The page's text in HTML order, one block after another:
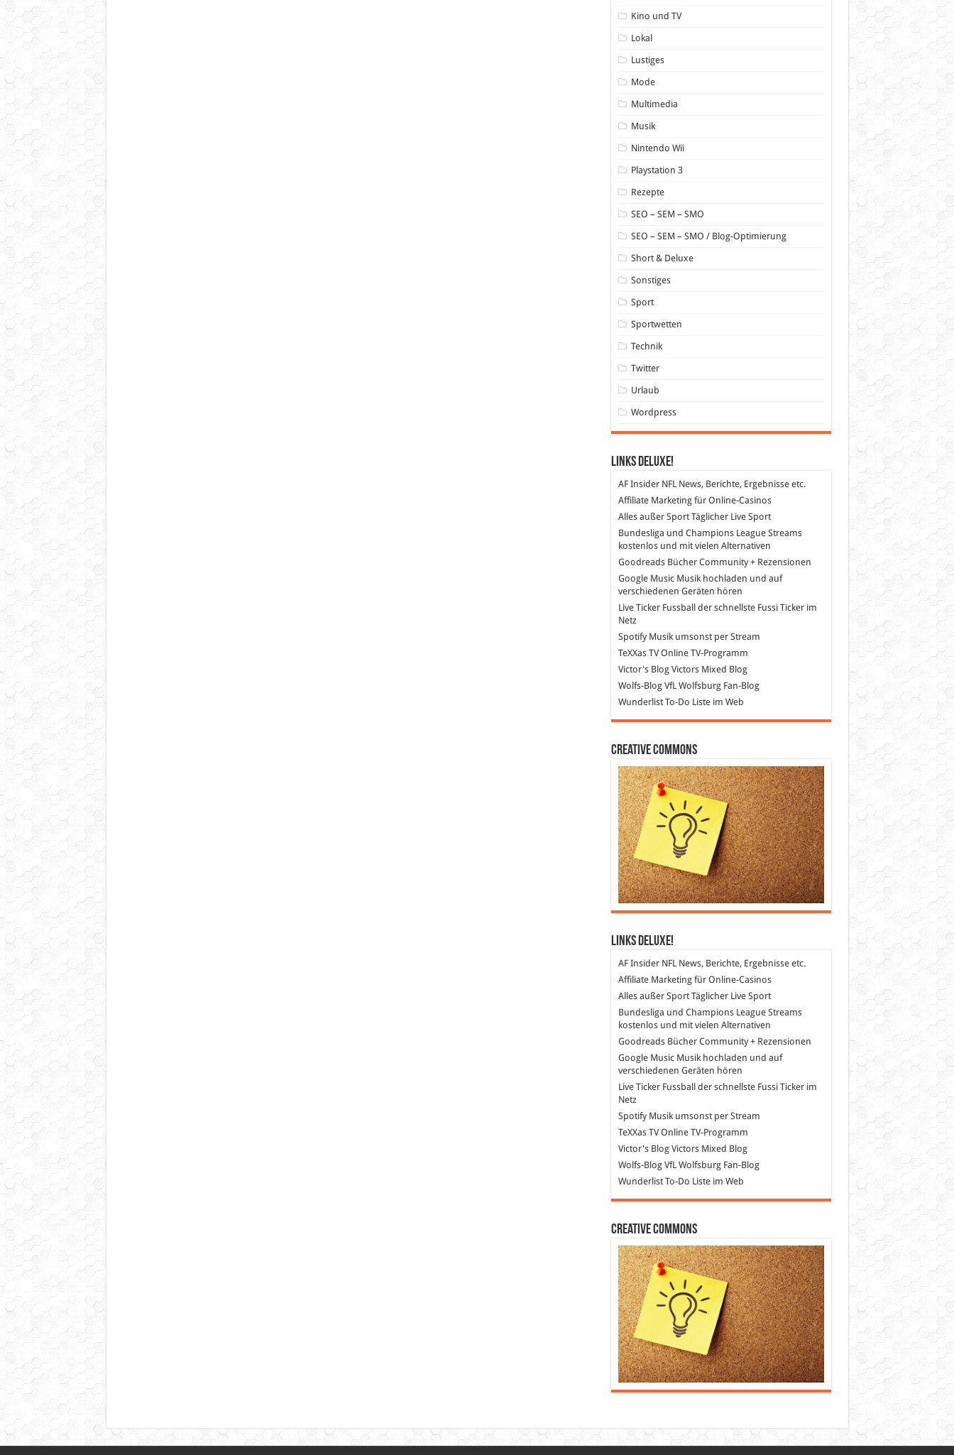
Kino und TV
Lokal
Lustiges
Mode
Multimedia
Musik
Nintendo Wii
Playstation 3
Rezepte
SEO – SEM – SMO
SEO – SEM – SMO / Blog-Optimierung
Short & Deluxe
Sonstiges
Sport
Sportwetten
Technik
Twitter
Urlaub
Wordpress
Links DeLuXe!
AF InsiderNFL News, Berichte, Ergebnisse etc.
Affiliate Marketingfür Online-Casinos
Alles außer SportTäglicher Live Sport
Bundesliga und Champions League Streams
kostenlos und mit vielen Alternativen
GoodreadsBücher Community + Rezensionen
Google MusicMusik hochladen und auf
verschiedenen Geräten hören
Live Ticker Fussball
der schnellste Fussi Ticker im
Netz
SpotifyMusik umsonst per Stream
TeXXas TVOnline TV-Programm
Victor's BlogVictors Mixed Blog
Wolfs-BlogVfL Wolfsburg Fan-Blog
WunderlistTo-Do Liste im Web
Creative Commons
Links DeLuXe!
AF InsiderNFL News, Berichte, Ergebnisse etc.
Affiliate Marketingfür Online-Casinos
Alles außer SportTäglicher Live Sport
Bundesliga und Champions League Streams
kostenlos und mit vielen Alternativen
GoodreadsBücher Community + Rezensionen
Google MusicMusik hochladen und auf
verschiedenen Geräten hören
Live Ticker Fussball
der schnellste Fussi Ticker im
Netz
SpotifyMusik umsonst per Stream
TeXXas TVOnline TV-Programm
Victor's BlogVictors Mixed Blog
Wolfs-BlogVfL Wolfsburg Fan-Blog
WunderlistTo-Do Liste im Web
Creative Commons